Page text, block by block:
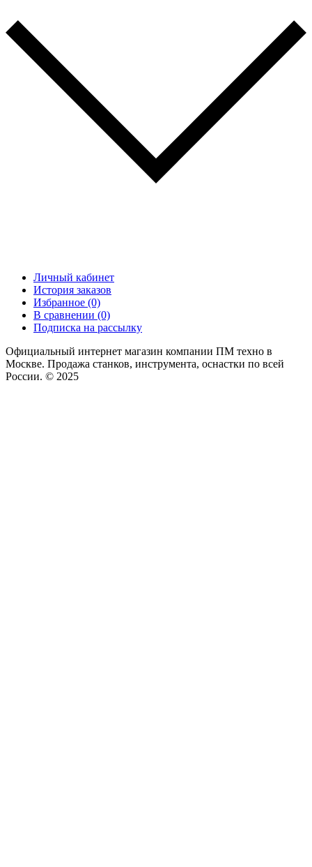
Личный кабинет
История заказов
Избранное (0)
В сравнении (0)
Подписка на рассылку
Официальный интернет магазин компании ПМ техно в
Москве. Продажа станков, инструмента, оснастки по всей
России. © 2025